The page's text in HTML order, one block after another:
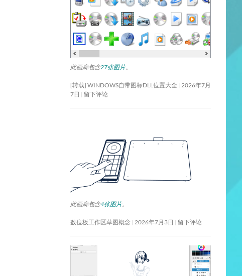
此画廊包含27张图片。
[转载] WINDOWS自带图标DLL位置大全 2026年7月
7日
留下评论
此画廊包含4张图片。
数位板工作区草图概念 2026年7月3日 留下评论